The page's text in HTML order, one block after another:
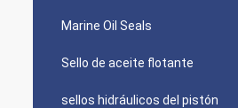
Marine Oil Seals
Sello de aceite flotante
sellos hidráulicos del pistón